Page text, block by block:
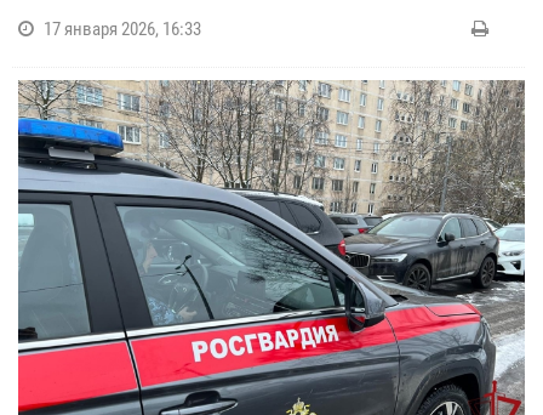
17 января 2026, 16:33